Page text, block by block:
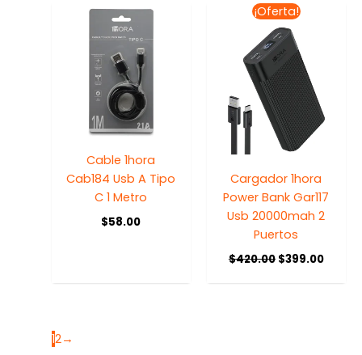
Cable 1hora
Cab184 Usb A Tipo
C 1 Metro
$58.00
¡Oferta!
Cargador 1hora
Power Bank Gar117
Usb 20000mah 2
Puertos
$420.00
El
precio
original
era:
$420.00.
$399.00
12→